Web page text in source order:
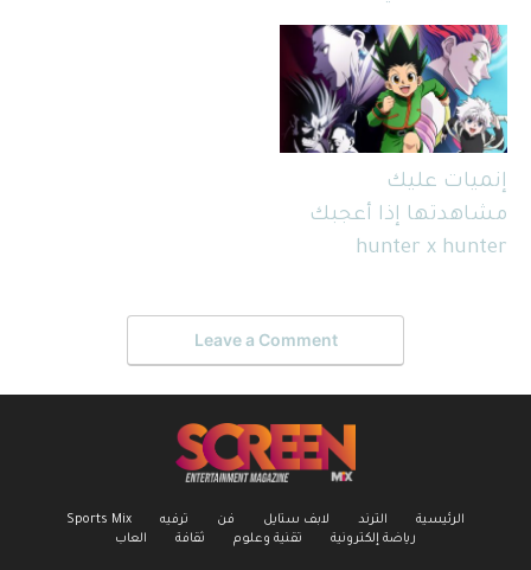
إنميات عليك
مشاهدتها إذا أعجبك
hunter x hunter
Leave a Comment
الرئيسية الترند لابف ستايل فن ترفيه
Sports Mix
رياضة إلكترونية
تقنية وعلوم ثقافة العاب